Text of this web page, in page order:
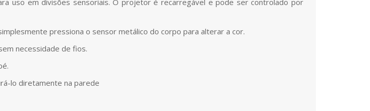
pressiona o sensor metálico do corpo para alterar a cor.
necessidade de fios.
lo diretamente na parede